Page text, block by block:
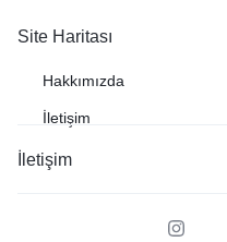
Site Haritası
Hakkımızda
İletişim
İletişim